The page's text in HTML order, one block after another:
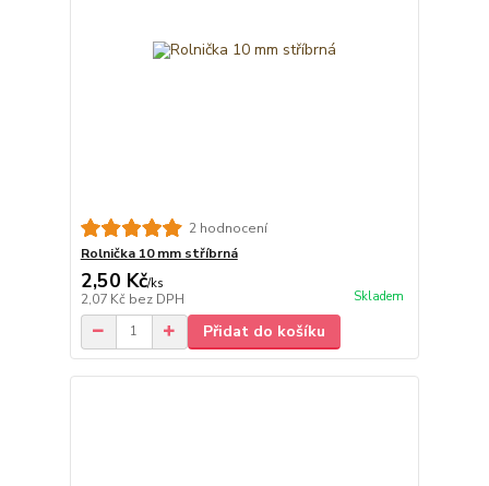
2 hodnocení
Rolnička 10 mm stříbrná
2,50 Kč/ks
2,07 Kč bez DPH Skladem
Přidat do košíku